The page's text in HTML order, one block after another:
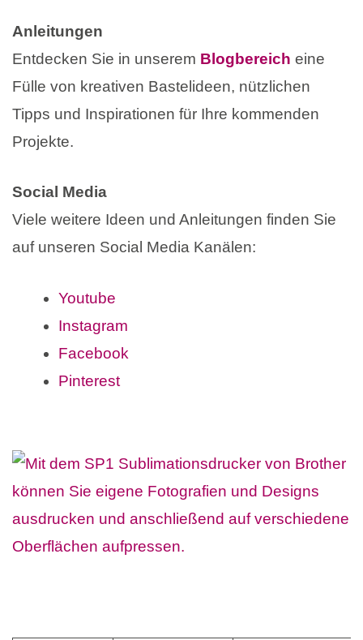
Anleitungen
Entdecken Sie in unserem Blogbereich eine
Fülle von kreativen Bastelideen, nützlichen
Tipps und Inspirationen für Ihre kommenden
Projekte.
Social Media
Viele weitere Ideen und Anleitungen finden Sie
auf unseren Social Media Kanälen:
Youtube
Instagram
Facebook
Pinterest